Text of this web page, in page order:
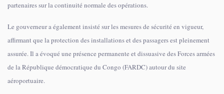
partenaires sur la continuité normale des opérations.
Le gouverneur a également insisté sur les mesures de sécurité en vigueur,
affirmant que la protection des installations et des passagers est pleinement
assurée. Il a évoqué une présence permanente et dissuasive des Forces armées
de la République démocratique du Congo (FARDC) autour du site
aéroportuaire.